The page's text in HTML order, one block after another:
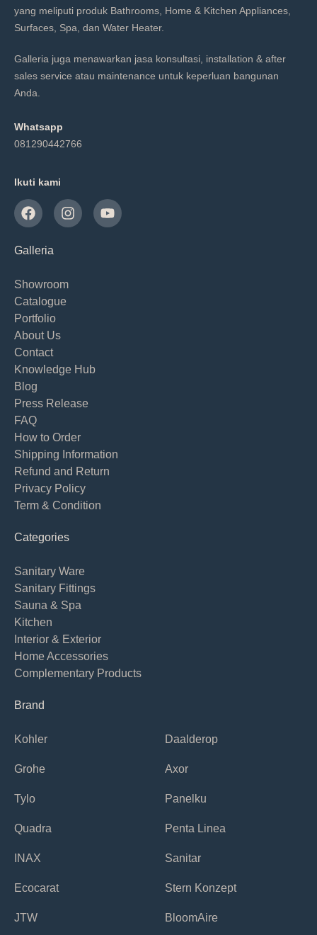
yang meliputi produk Bathrooms, Home & Kitchen Appliances,
Surfaces, Spa, dan Water Heater.
Galleria juga menawarkan jasa konsultasi, installation & after
sales service atau maintenance untuk keperluan bangunan
Anda.
Whatsapp
081290442766
Ikuti kami
Galleria
Showroom
Catalogue
Portfolio
About Us
Contact
Knowledge Hub
Blog
Press Release
FAQ
How to Order
Shipping Information
Refund and Return
Privacy Policy
Term & Condition
Categories
Sanitary Ware
Sanitary Fittings
Sauna & Spa
Kitchen
Interior & Exterior
Home Accessories
Complementary Products
Brand
Kohler
Grohe
Tylo
Quadra
INAX
Ecocarat
JTW
Daalderop
Axor
Panelku
Penta Linea
Sanitar
Stern Konzept
BloomAire